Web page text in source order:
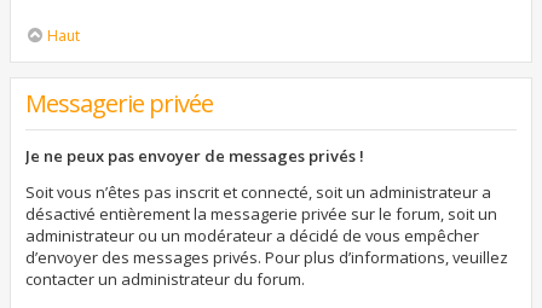
Haut
Messagerie privée
Je ne peux pas envoyer de messages privés !
Soit vous n’êtes pas inscrit et connecté, soit un administrateur a
désactivé entièrement la messagerie privée sur le forum, soit un
administrateur ou un modérateur a décidé de vous empêcher
d’envoyer des messages privés. Pour plus d’informations, veuillez
contacter un administrateur du forum.